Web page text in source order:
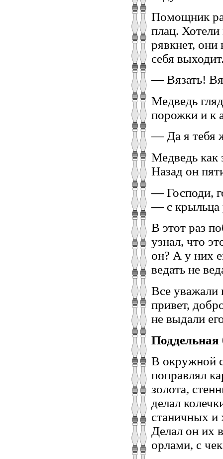
Помощник
плац. Хотели
рявкнет, они
себя
— Вязать!
Медведь
порожки и к
— Да я тебя
Медведь как
Назад он
— Господи,
— с крыльца
В этот раз
узнал, что
он? А у них
ведать не
Все уважали
привет,
не выдали
Поддельная
В окружной
поправлял
золота,
делал
станичных и
Делал он их
орлами, с